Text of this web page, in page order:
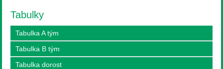
Tabulky
Tabulka A tým
Tabulka B tým
Tabulka dorost